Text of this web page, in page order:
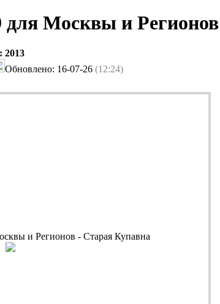
для Москвы и Регионов
2013
Обновлено: 16-07-26 (12:24)